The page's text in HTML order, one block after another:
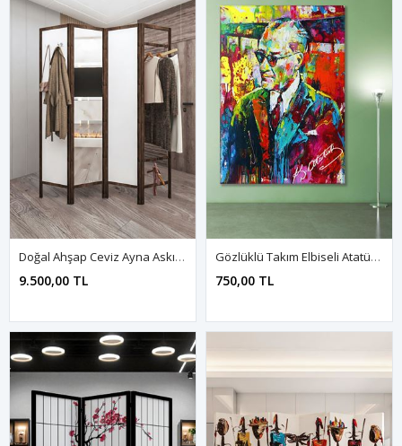
Doğal Ahşap Ceviz Ayna Askılık 4 Kanat Paravan 000021
9.500,00 TL
Gözlüklü Takım Elbiseli Atatürk Portresi Yağlı Boya Efektli Kanvas Duvar Tablo 221461
750,00 TL